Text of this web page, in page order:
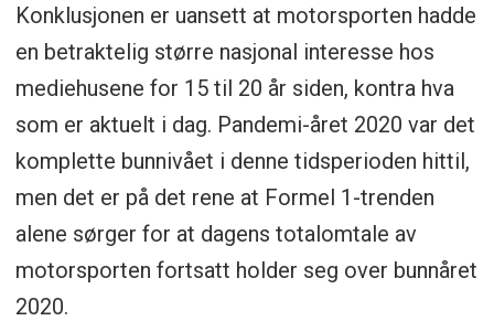
Konklusjonen er uansett at motorsporten hadde
en betraktelig større nasjonal interesse hos
mediehusene for 15 til 20 år siden, kontra hva
som er aktuelt i dag. Pandemi-året 2020 var det
komplette bunnivået i denne tidsperioden hittil,
men det er på det rene at Formel 1-trenden
alene sørger for at dagens totalomtale av
motorsporten fortsatt holder seg over bunnåret
2020.